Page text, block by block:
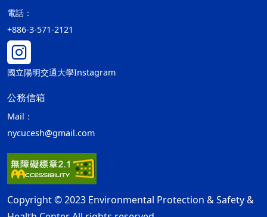
電話：
+886-3-571-2121
國立陽明交通大學Instagram
公務信箱
Mail：
nycucesh@gmail.com
Copyright © 2023 Environmental Protection & Safety &